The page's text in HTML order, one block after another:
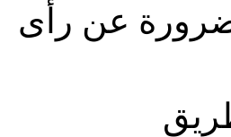
عن رأى